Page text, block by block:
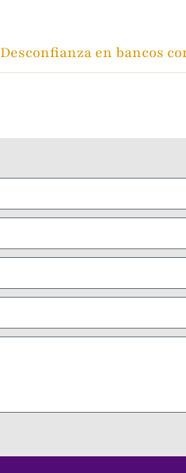
Desconfianza en bancos